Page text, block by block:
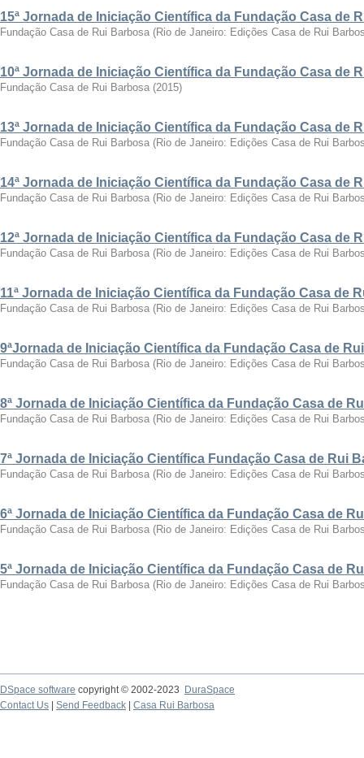
15ª Jornada de Iniciação Científica da Fundação Casa de
Fundação Casa de Rui Barbosa (Rio de Janeiro: Edições Casa de Rui
10ª Jornada de Iniciação Científica da Fundação Casa de
Fundação Casa de Rui Barbosa (2015)
13ª Jornada de Iniciação Científica da Fundação Casa de
Fundação Casa de Rui Barbosa (Rio de Janeiro: Edições Casa de Rui
14ª Jornada de Iniciação Científica da Fundação Casa de
Fundação Casa de Rui Barbosa (Rio de Janeiro: Edições Casa de Rui
12ª Jornada de Iniciação Científica da Fundação Casa de
Fundação Casa de Rui Barbosa (Rio de Janeiro: Edições Casa de Rui
11ª Jornada de Iniciação Científica da Fundação Casa de
Fundação Casa de Rui Barbosa (Rio de Janeiro: Edições Casa de Rui
9ªJornada de Iniciação Científica da Fundação Casa de
Fundação Casa de Rui Barbosa (Rio de Janeiro: Edições Casa de Rui
8ª Jornada de Iniciação Científica da Fundação Casa de
Fundação Casa de Rui Barbosa (Rio de Janeiro: Edições Casa de Rui
7ª Jornada de Iniciação Científica Fundação Casa de Rui
Fundação Casa de Rui Barbosa (Rio de Janeiro: Edições Casa de Rui
6ª Jornada de Iniciação Científica da Fundação Casa de
Fundação Casa de Rui Barbosa (Rio de Janeiro: Edições Casa de Rui
5ª Jornada de Iniciação Científica da Fundação Casa de
Fundação Casa de Rui Barbosa (Rio de Janeiro: Edições Casa de Rui
DSpace software copyright © 2002-2023
DuraSpace
Contact Us
Send Feedback Casa Rui Barbosa